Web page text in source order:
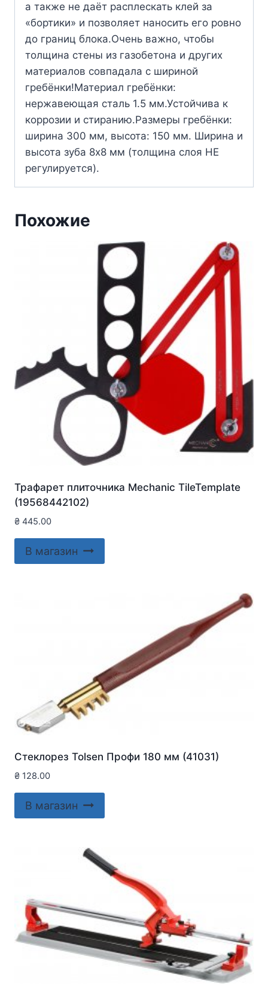
а также не даёт расплескать клей за
«бортики» и позволяет наносить его ровно
до границ блока.Очень важно, чтобы
толщина стены из газобетона и других
материалов совпадала с шириной
гребёнки!Материал гребёнки:
нержавеющая сталь 1.5 мм.Устойчива к
коррозии и стиранию.Размеры гребёнки:
ширина 300 мм, высота: 150 мм. Ширина и
высота зуба 8х8 мм (толщина слоя НЕ
регулируется).
Похожие
Трафарет плиточника Mechanic TileTemplate
(19568442102)
₴ 445.00
В магазин
Стеклорез Tolsen Профи 180 мм (41031)
₴ 128.00
В магазин